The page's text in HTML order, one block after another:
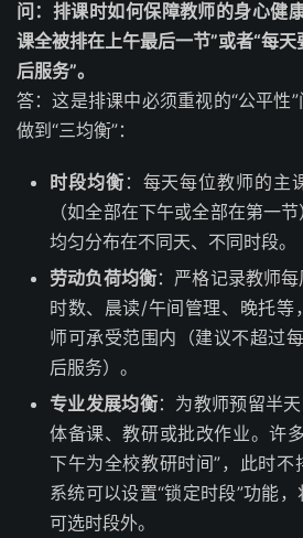
问：排课时如何保障教师的身心健
课全被排在上午最后一节”或者“每
后服务”。
答：这是排课中必须重视的“公平性
做到“三均衡”：
时段均衡 ：每天每位教师的主
（如全部在下午或全部在第一
均匀分布在不同天、不同时段。
劳动负荷均衡：严格记录教师
时数、晨读/午间管理、晚托等
师可承受范围内（建议不超过
后服务）。
专业发展均衡：为教师预留半
体备课、教研或批改作业。许
下午为全校教研时间”，此时
系统可以设置“锁定时段”功能
可选时段外。